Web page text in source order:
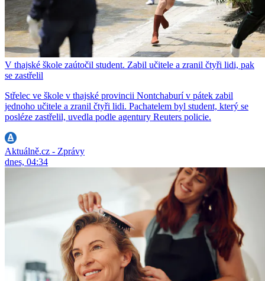
V thajské škole zaútočil student. Zabil učitele a zranil čtyři lidi, pak
se zastřelil
Střelec ve škole v thajské provincii Nontchaburí v pátek zabil
jednoho učitele a zranil čtyři lidi. Pachatelem byl student, který se
posléze zastřelil, uvedla podle agentury Reuters policie.
Aktuálně.cz - Zprávy
dnes, 04:34